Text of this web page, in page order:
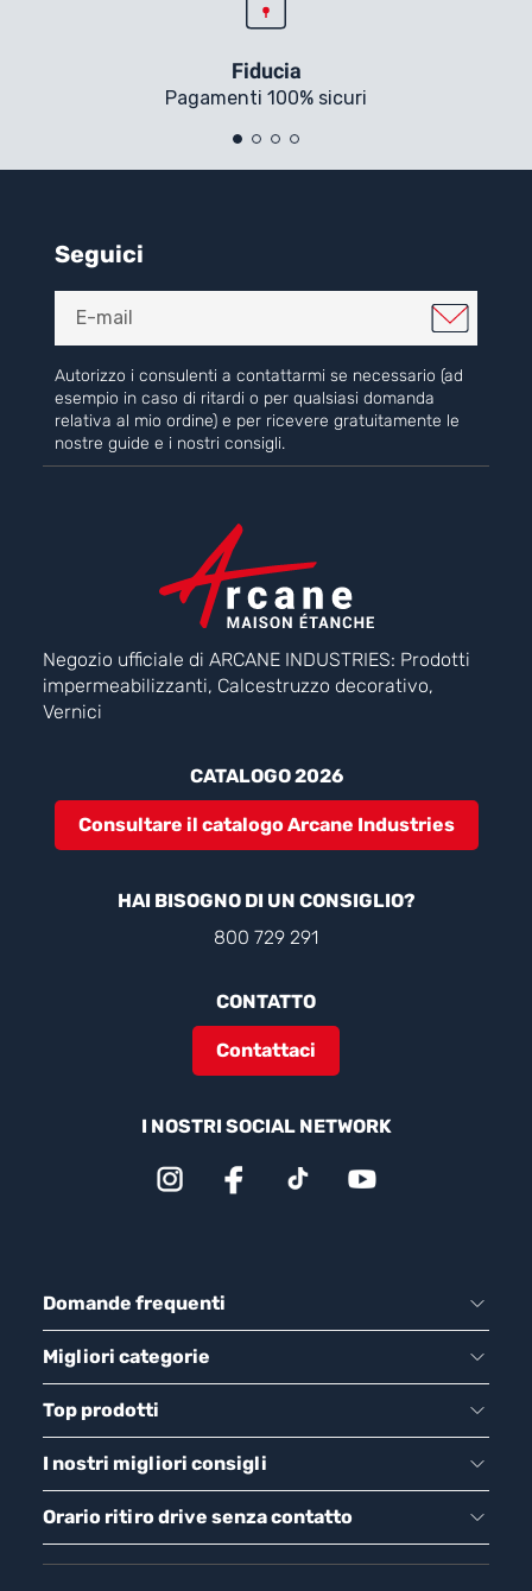
Fiducia
Pagamenti 100% sicuri
Seguici
Autorizzo i consulenti a contattarmi se necessario (ad
esempio in caso di ritardi o per qualsiasi domanda
relativa al mio ordine) e per ricevere gratuitamente le
nostre guide e i nostri consigli.
Negozio ufficiale di ARCANE INDUSTRIES: Prodotti
impermeabilizzanti, Calcestruzzo decorativo,
Vernici
CATALOGO 2026
Consultare il catalogo Arcane Industries
HAI BISOGNO DI UN CONSIGLIO?
800 729 291
CONTATTO
Contattaci
I NOSTRI SOCIAL NETWORK
Domande frequenti
Migliori categorie
Top prodotti
I nostri migliori consigli
Orario ritiro drive senza contatto